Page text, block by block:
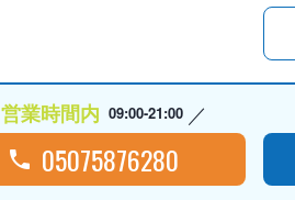
営業時間内 09:00-21:00
05075876280